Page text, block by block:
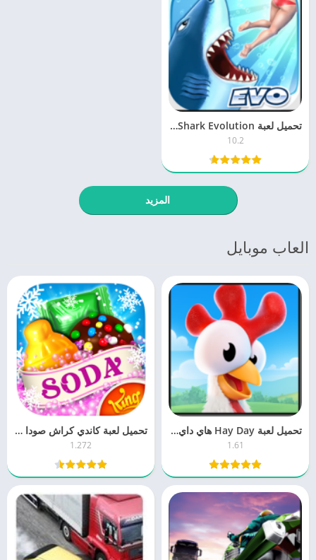
تحميل لعبة Hungry Shark Evolution هنجري شارك 10.2 اخر اصدار
10.2
المزيد
العاب موبايل
تحميل لعبة Hay Day هاي داي 1.61 للكمبيوتر والموبايل برابط مباشر
1.61
تحميل لعبة كاندي كراش صودا ساجا Candy Crush Saga 1.27 للموبايل مجانا
1.272